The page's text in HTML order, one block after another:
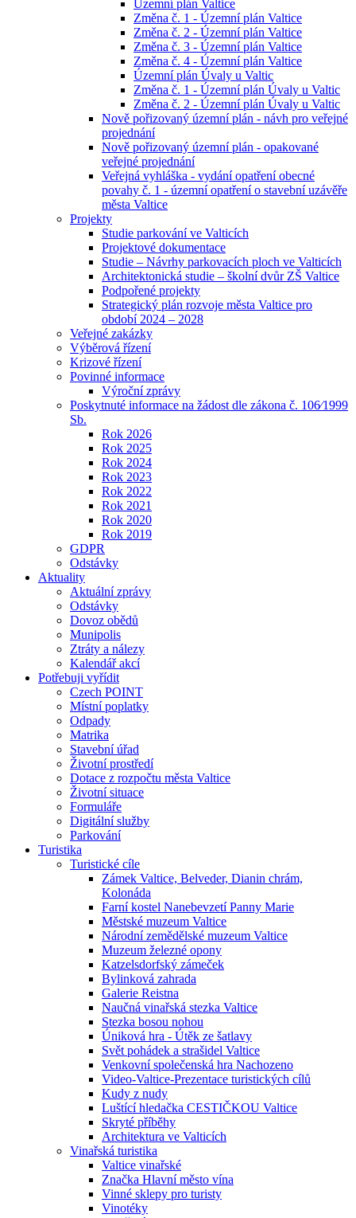
Územní plán Valtice
Změna č. 1 - Územní plán Valtice
Změna č. 2 - Územní plán Valtice
Změna č. 3 - Územní plán Valtice
Změna č. 4 - Územní plán Valtice
Územní plán Úvaly u Valtic
Změna č. 1 - Územní plán Úvaly u Valtic
Změna č. 2 - Územní plán Úvaly u Valtic
Nově pořizovaný územní plán - návh pro veřejné
projednání
Nově pořizovaný územní plán - opakované
veřejné projednání
Veřejná vyhláška - vydání opatření obecné
povahy č. 1 - územní opatření o stavební uzávěře
města Valtice
Projekty
Studie parkování ve Valticích
Projektové dokumentace
Studie – Návrhy parkovacích ploch ve Valticích
Architektonická studie – školní dvůr ZŠ Valtice
Podpořené projekty
Strategický plán rozvoje města Valtice pro
období 2024 – 2028
Veřejné zakázky
Výběrová řízení
Krizové řízení
Povinné informace
Výroční zprávy
Poskytnuté informace na žádost dle zákona č. 106⁄1999
Sb.
Rok 2026
Rok 2025
Rok 2024
Rok 2023
Rok 2022
Rok 2021
Rok 2020
Rok 2019
GDPR
Odstávky
Aktuality
Aktuální zprávy
Odstávky
Dovoz obědů
Munipolis
Ztráty a nálezy
Kalendář akcí
Potřebuji vyřídit
Czech POINT
Místní poplatky
Odpady
Matrika
Stavební úřad
Životní prostředí
Dotace z rozpočtu města Valtice
Životní situace
Formuláře
Digitální služby
Parkování
Turistika
Turistické cíle
Zámek Valtice, Belveder, Dianin chrám,
Kolonáda
Farní kostel Nanebevzetí Panny Marie
Městské muzeum Valtice
Národní zemědělské muzeum Valtice
Muzeum železné opony
Katzelsdorfský zámeček
Bylinková zahrada
Galerie Reistna
Naučná vinařská stezka Valtice
Stezka bosou nohou
Úniková hra - Útěk ze šatlavy
Svět pohádek a strašidel Valtice
Venkovní společenská hra Nachozeno
Video-Valtice-Prezentace turistických cílů
Kudy z nudy
Luštící hledačka CESTIČKOU Valtice
Skryté příběhy
Architektura ve Valticích
Vinařská turistika
Valtice vinařské
Značka Hlavní město vína
Vinné sklepy pro turisty
Vinotéky